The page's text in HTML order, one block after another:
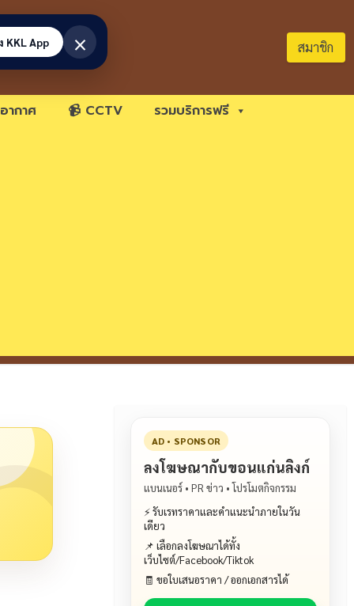
สมาชิก
ากาศ 📹 CCTV รวมบริการฟรี
AD • SPONSOR
ลงโฆษณากับขอนแก่นลิงก์
แบนเนอร์ • PR ข่าว • โปรโมตกิจกรรม
⚡ รับเรทราคาและคำแนะนำภายในวัน
เดียว
📌 เลือกลงโฆษณาได้ทั้ง
เว็บไซต์/Facebook/Tiktok
🧾 ขอใบเสนอราคา / ออกเอกสารได้
KKL App ×